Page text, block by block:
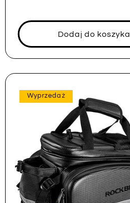
Dodaj do koszyka
Wyprzedaż